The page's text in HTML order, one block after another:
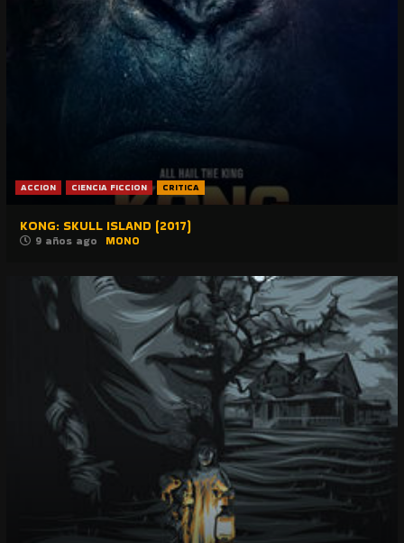
ACCION CIENCIA FICCION CRITICA
KONG: SKULL ISLAND (2017)
9 años ago MONO